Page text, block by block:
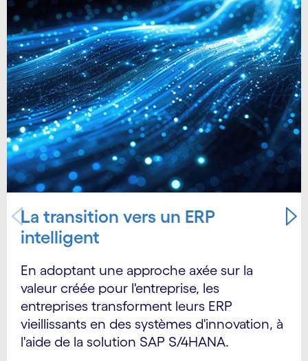
La transition vers un ERP
intelligent
En adoptant une approche axée sur la
valeur créée pour l'entreprise, les
entreprises transforment leurs ERP
vieillissants en des systèmes d'innovation, à
l'aide de la solution SAP S/4HANA.